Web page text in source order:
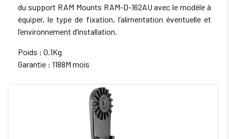
du support RAM Mounts RAM-D-162AU avec le modèle à
équiper, le type de fixation, l’alimentation éventuelle et
l’environnement d’installation.
Poids : 0.1Kg
Garantie : 1188M mois